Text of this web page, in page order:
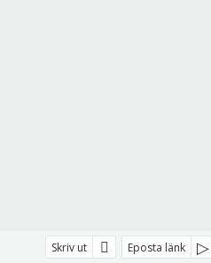
Skriv ut Eposta länk